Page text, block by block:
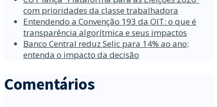
com prioridades da classe trabalhadora
Entendendo a Convenção 193 da OIT: o que é
transparência algorítmica e seus impactos
Banco Central reduz Selic para 14% ao ano;
entenda o impacto da decisão
Comentários